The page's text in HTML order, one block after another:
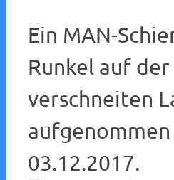
Ein MAN-
Runkel auf der
verschneiten
aufgenommen
03.12.2017.